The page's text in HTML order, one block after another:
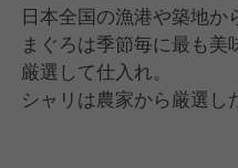
日本全国の漁港や築地か
まぐろは季節毎に最も
厳選して仕入れ。
シャリは農家から厳選し
本生わさび・国産海苔